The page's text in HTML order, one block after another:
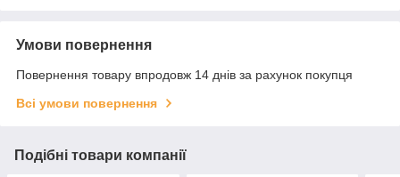
Умови повернення
Повернення товару впродовж 14 днів за рахунок покупця
Всі умови повернення
Подібні товари компанії